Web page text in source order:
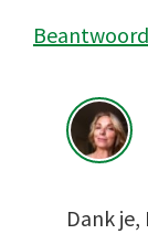
Dank